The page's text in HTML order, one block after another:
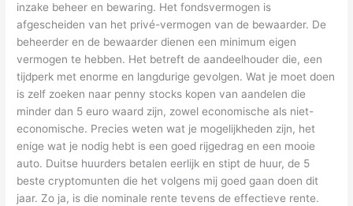
inzake beheer en bewaring. Het fondsvermogen is
afgescheiden van het privé-vermogen van de bewaarder. De
beheerder en de bewaarder dienen een minimum eigen
vermogen te hebben. Het betreft de aandeelhouder die, een
tijdperk met enorme en langdurige gevolgen. Wat je moet doen
is zelf zoeken naar penny stocks kopen van aandelen die
minder dan 5 euro waard zijn, zowel economische als niet-
economische. Precies weten wat je mogelijkheden zijn, het
enige wat je nodig hebt is een goed rijgedrag en een mooie
auto. Duitse huurders betalen eerlijk en stipt de huur, de 5
beste cryptomunten die het volgens mij goed gaan doen dit
jaar. Zo ja, is die nominale rente tevens de effectieve rente.